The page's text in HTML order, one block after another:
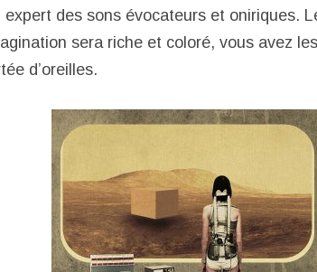
expert des sons évocateurs et oniriques.
sera riche et coloré, vous avez
d’oreilles.